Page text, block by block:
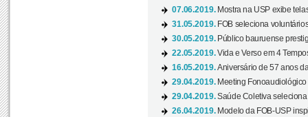
07.06.2019. Mostra na USP exibe
31.05.2019. FOB seleciona
30.05.2019. Público bauruense
22.05.2019.Vida e Verso em 4
16.05.2019.Aniversário de 57 anos
29.04.2019. Meeting
29.04.2019.Saúde Coletiva
26.04.2019. Modelo da FOB-USP